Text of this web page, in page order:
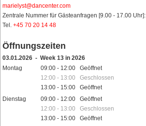
marielyst@dancenter.com
Zentrale Nummer für Gästeanfragen [9.00 - 17.00 Uhr]:
Tel. +45 70 20 14 48
Öffnungszeiten
03.01.2026 - Week 13 in 2026
Montag
09:00 - 12:00 Geöffnet
12:00 - 13:00 Geschlossen
13:00 - 15:00 Geöffnet
Dienstag
09:00 - 12:00 Geöffnet
12:00 - 13:00 Geschlossen
13:00 - 15:00 Geöffnet